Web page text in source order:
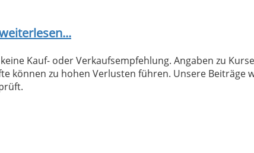
Kauf- oder Verkaufsempfehlung. Angaben zu
können zu hohen Verlusten führen. Unsere Beiträge